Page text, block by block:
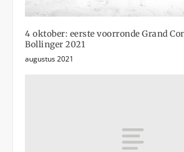
4 oktober: eerste voorronde Grand
Bollinger 2021
augustus 2021